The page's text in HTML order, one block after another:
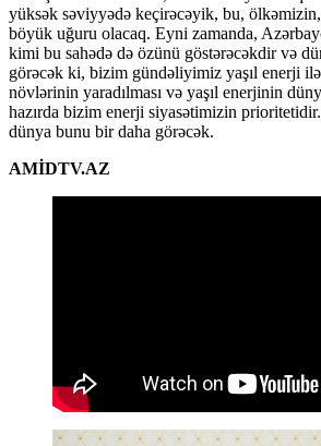
yüksək səviyyədə keçirəcəyik, bu, ölkəmizin,
böyük uğuru olacaq. Eyni zamanda,
kimi bu sahədə də özünü göstərəcəkdir və
görəcək ki, bizim gündəliyimiz yaşıl enerji ilə
növlərinin yaradılması və yaşıl enerjinin
hazırda bizim enerji siyasətimizin
dünya bunu bir daha görəcək.
AMİDTV.AZ